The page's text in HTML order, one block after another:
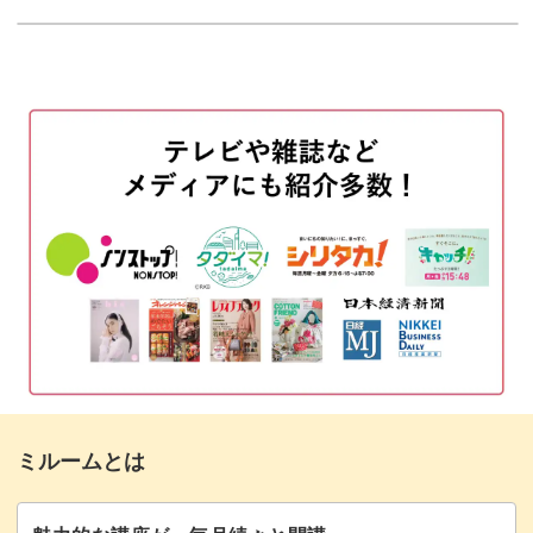
天然石ビジューの作り方はそれだけを施術しても可愛いで
バフを使ってはみ出た部分を切り落とす
ベースジェルでコーティングする
ゴールドナゲットをのせる 08:28
トップジェルでコーティングする
ナゲットの上に天然石を作る
ダズリングパウダーをのせる 15:50
ストーンの部分をコーティングする
パーツをのせる
ミルームとは